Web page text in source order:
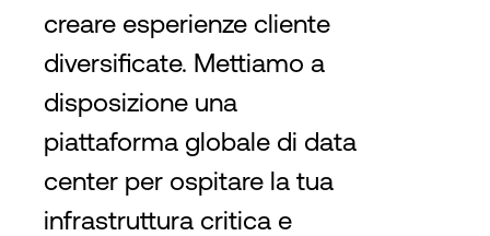
creare esperienze cliente
diversificate. Mettiamo a
disposizione una
piattaforma globale di data
center per ospitare la tua
infrastruttura critica e